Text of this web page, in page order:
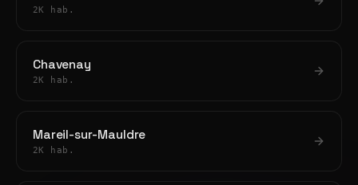
2K hab.
Chavenay
2K hab.
Mareil-sur-Mauldre
2K hab.